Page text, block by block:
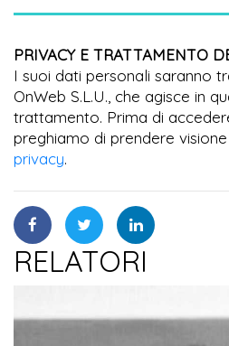
PRIVACY E TRATTAMENTO
I suoi dati personali saranno
OnWeb S.L.U., che agisce in
trattamento. Prima di
preghiamo di prendere visione
privacy.
RELATORI